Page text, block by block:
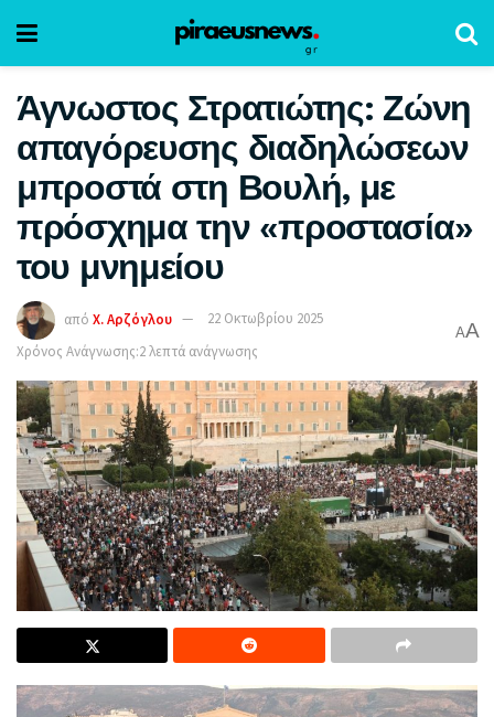
Άγνωστος Στρατιώτης: Ζώνη
απαγόρευσης διαδηλώσεων
μπροστά στη Βουλή, με
πρόσχημα την «προστασία»
του μνημείου
από Χ. Αρζόγλου
22 Οκτωβρίου 2025
Χρόνος Ανάγνωσης:2 λεπτά ανάγνωσης
AA